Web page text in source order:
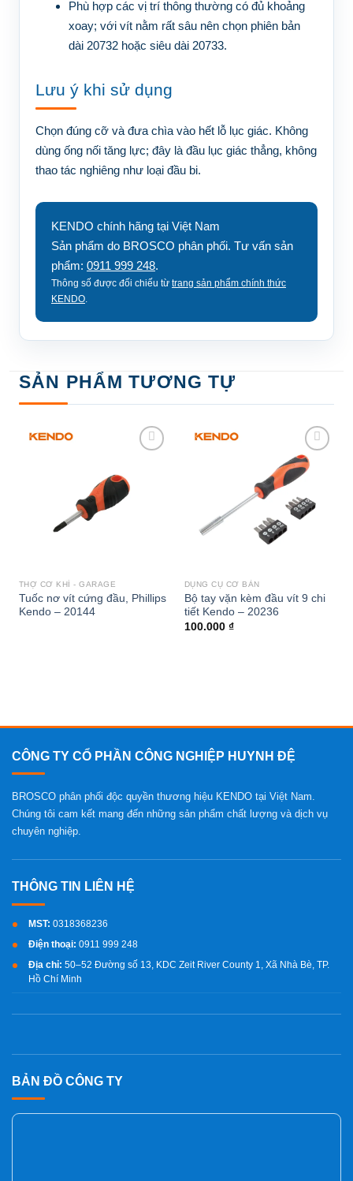
Phù hợp các vị trí thông thường có đủ khoảng
xoay; với vít nằm rất sâu nên chọn phiên bản
dài 20732 hoặc siêu dài 20733.
Lưu ý khi sử dụng
Chọn đúng cỡ và đưa chìa vào hết lỗ lục giác. Không
dùng ống nối tăng lực; đây là đầu lục giác thẳng, không
thao tác nghiêng như loại đầu bi.
KENDO chính hãng tại Việt Nam
Sản phẩm do BROSCO phân phối. Tư vấn sản
phẩm: 0911 999 248.
Thông số được đối chiếu từ trang sản phẩm chính thức
KENDO
SẢN PHẨM TƯƠNG TỰ
THỢ CƠ KHÍ - GARAGE
Tuốc nơ vít cứng đầu, Phillips
Kendo – 20144
Add to
wishlist
DỤNG CỤ CƠ BẢN
Bộ tay vặn kèm đầu vít 9 chi
tiết Kendo – 20236
100.000 ₫
BẢN ĐỒ CÔNG TY
CÔNG TY CỔ PHẦN CÔNG NGHIỆP HUYNH ĐỆ
BROSCO phân phối độc quyền thương hiệu KENDO tại Việt Nam.
Chúng tôi cam kết mang đến những sản phẩm chất lượng và dịch vụ
chuyên nghiệp.
MST: 0318368236
Điện thoại: 0911 999 248
Địa chỉ: 50–52 Đường số 13, KDC Zeit River County 1, Xã Nhà Bè, TP.
Hồ Chí Minh